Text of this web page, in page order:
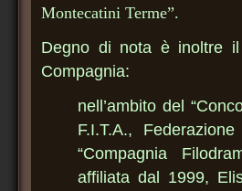
Montecatini Terme”.
Degno di nota è inoltre
Compagnia:
nell’ambito del
F.I.T.A.,
“Compagnia
affiliata dal 1999,